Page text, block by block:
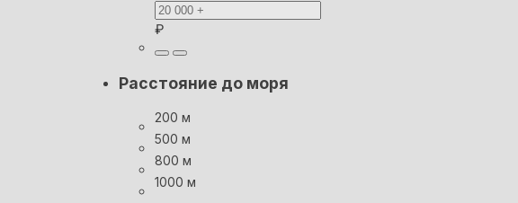
₽
Расстояние до моря
200 м
500 м
800 м
1000 м